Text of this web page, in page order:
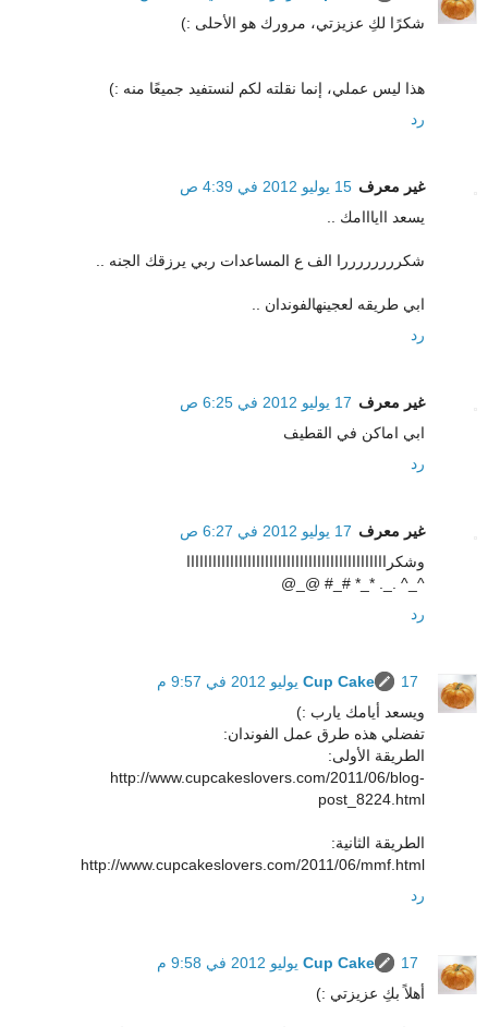
شكرًا لكِ عزيزتي، مرورك هو الأحلى :)
هذا ليس عملي، إنما نقلته لكم لنستفيد جميعًا منه :)
رد
غير معرف 15 يوليو 2012 في 4:39 ص
يسعد اايااامك ..
شكررررررررا الف ع المساعدات ربي يرزقك الجنه ..
ابي طريقه لعجينهالفوندان ..
رد
غير معرف 17 يوليو 2012 في 6:25 ص
ابي اماكن في القطيف
رد
غير معرف 17 يوليو 2012 في 6:27 ص
وشكراااااااااااااااااااااااااااااااااااااااااااااا
^_^ ._. *_* #_# @_@
رد
Cup Cake
17 يوليو 2012 في 9:57 م
ويسعد أيامك يارب :)
تفضلي هذه طرق عمل الفوندان:
الطريقة الأولى:
http://www.cupcakeslovers.com/2011/06/blog-
post_8224.html
الطريقة الثانية:
http://www.cupcakeslovers.com/2011/06/mmf.html
رد
Cup Cake
17 يوليو 2012 في 9:58 م
أهلاً بكِ عزيزتي :)